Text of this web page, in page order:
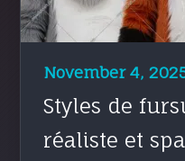
November 4,
Styles de
réaliste et